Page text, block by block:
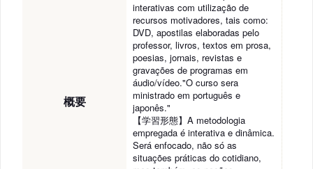
概要
interativas com utilização de
recursos motivadores, tais como:
DVD, apostilas elaboradas pelo
professor, livros, textos em prosa,
poesias, jornais, revistas e
gravações de programas em
áudio/vídeo."O curso sera
ministrado em português e
japonês."
【学習形態】A metodologia
empregada é interativa e dinâmica.
Será enfocado, não só as
situações práticas do cotidiano,